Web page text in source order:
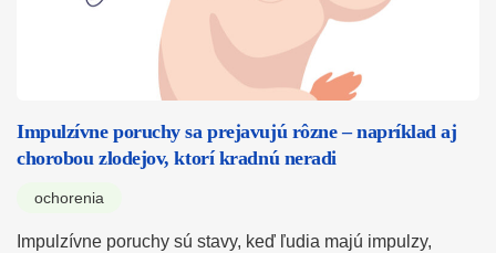
Impulzívne poruchy sa prejavujú rôzne – napríklad aj
chorobou zlodejov, ktorí kradnú neradi
ochorenia
Impulzívne poruchy sú stavy, keď ľudia majú impulzy,